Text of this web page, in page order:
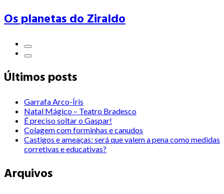
Os planetas do Ziraldo
Últimos posts
Garrafa Arco-Íris
Natal Mágico – Teatro Bradesco
É preciso soltar o Gaspar!
Colagem com forminhas e canudos
Castigos e ameaças: será que valem a pena como medidas
corretivas e educativas?
Arquivos